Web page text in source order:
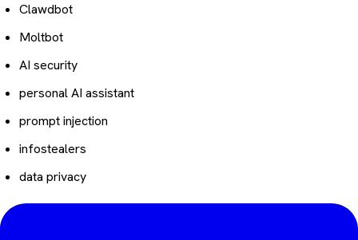
Clawdbot
Moltbot
AI security
personal AI assistant
prompt injection
infostealers
data privacy